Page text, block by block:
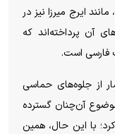
ایرج میرزا نیز در
آن پرداخته‌اند که
فارسی است.
از جلوه‌های حماسی
آن‌چنان گسترده
با این حال، همین